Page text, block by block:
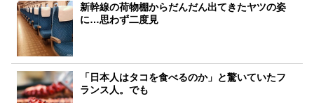
新幹線の荷物棚からだんだん出てきたヤツの姿
に…思わず二度見
「日本人はタコを食べるのか」と驚いていたフ
ランス人。でも